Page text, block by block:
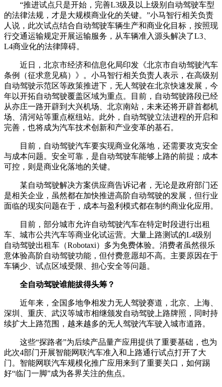
“推进试点只是开始，完善L3级及以上级别自动驾驶车型
的法律法规，才是大规模商业化的关键。”小马智行相关负责
人说，此次试点结合自动驾驶车辆生产和商业化目标，按照现
行交通运输规定开展运输服务，从车辆准入源头解决了L3、
L4商业化的法律障碍。
近日，北京市经济和信息化局印发《北京市自动驾驶汽车
条例（征求意见稿）》。小马智行相关负责人表示，在高级别
自动驾驶示范区等政策推进下，无人驾驶在北京快速发展，今
年以开拓自动驾驶覆盖区域为重点。目前，自动驾驶路段已经
从亦庄一路开辟到大兴机场、北京南站，未来还将开辟首都机
场、清河站等重点枢纽站。此外，自动驾驶立法进程的开启和
完善，也将成为汽车技术创新和产业变革的基石。
目前，自动驾驶汽车要实现商业化落地，还需要攻克安全
与成本问题。安全可靠，是自动驾驶车能够上路的前提；成本
可控，则是商业化落地的关键。
某自动驾驶解决方案供应商告诉记者，无论是政府部门还
是相关企业，虽然都在加快推进高阶自动驾驶的发展，但行业
面临的现实问题在于，成本与盈利模式都在制约商业化应用。
目前，部分城市允许自动驾驶汽车在特定时段进行出租
车、城市公共汽车等商业化试运营。大量上路测试的L4级别
自动驾驶出租车（Robotaxi）多为免费体验。消费者虽然很乐
意体验高阶自动驾驶功能，但付费意愿却不高。主要原因在于
车辆少、试点区域受限、担心安全等问题。
全自动驾驶谁能拔得头筹？
近年来，全国多地争相发力无人驾驶赛道，北京、上海、
深圳、重庆、武汉等城市相继颁发自动驾驶上路牌照，同时持
续扩大上路范围，越来越多的无人驾驶汽车驶入城市道路。
这些“探路者”为后续产品量产应用提供了重要基础，也为
此次4部门开展智能网联汽车准入和上路通行试点打开了大
门。智能网联汽车规模化推广应用来到了重要关口，如何踢
好“临门一脚”成为各界关注的焦点。